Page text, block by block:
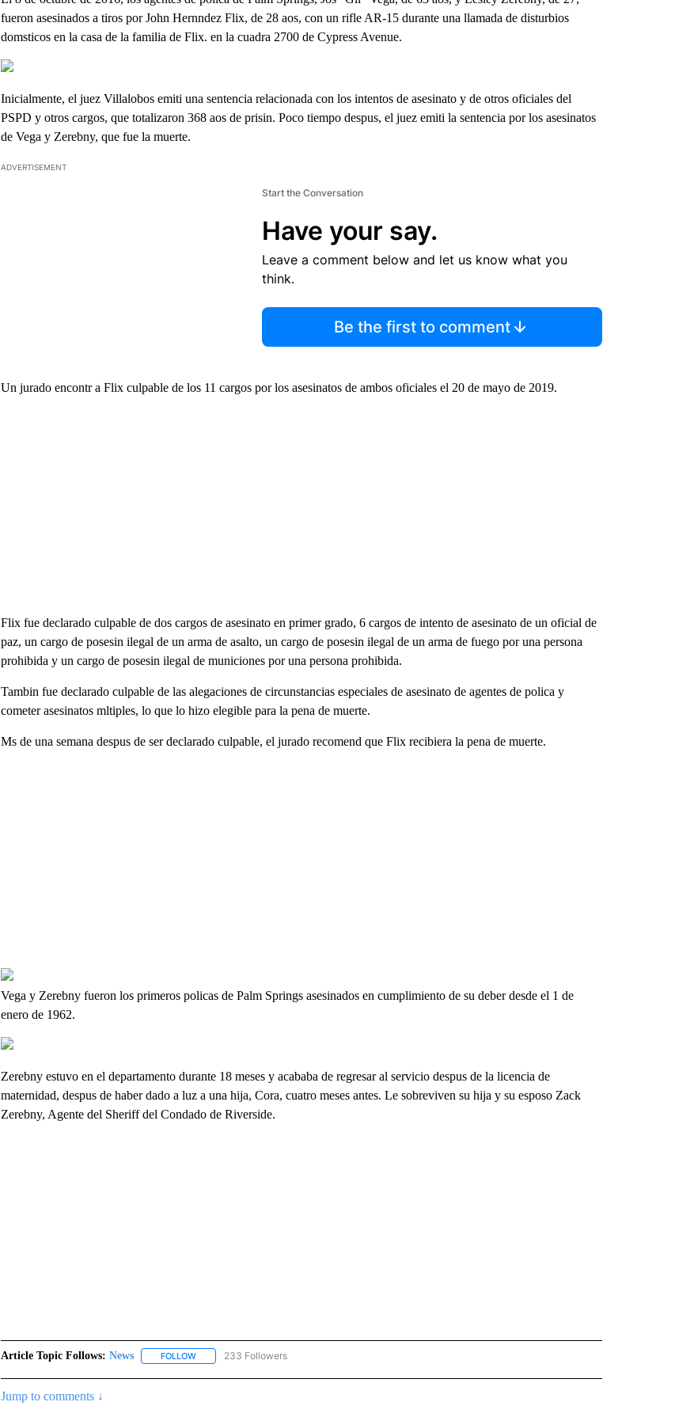
fueron asesinados a tiros por John Hernndez Flix, de 28 aos, con un rifle AR-15 durante una llamada de disturbios
domsticos en la casa de la familia de Flix. en la cuadra 2700 de Cypress Avenue.
Inicialmente, el juez Villalobos emiti una sentencia relacionada con los intentos de asesinato y de otros oficiales del
PSPD y otros cargos, que totalizaron 368 aos de prisin. Poco tiempo despus, el juez emiti la sentencia por los asesinatos
de Vega y Zerebny, que fue la muerte.
ADVERTISEMENT
Start the Conversation
Have your say.
Leave a comment below and let us know what you
think.
Be the first to comment
Un jurado encontr a Flix culpable de los 11 cargos por los asesinatos de ambos oficiales el 20 de mayo de 2019.
Flix fue declarado culpable de dos cargos de asesinato en primer grado, 6 cargos de intento de asesinato de un oficial de
paz, un cargo de posesin ilegal de un arma de asalto, un cargo de posesin ilegal de un arma de fuego por una persona
prohibida y un cargo de posesin ilegal de municiones por una persona prohibida.
Tambin fue declarado culpable de las alegaciones de circunstancias especiales de asesinato de agentes de polica y
cometer asesinatos mltiples, lo que lo hizo elegible para la pena de muerte.
Ms de una semana despus de ser declarado culpable, el jurado recomend que Flix recibiera la pena de muerte.
Vega y Zerebny fueron los primeros policas de Palm Springs asesinados en cumplimiento de su deber desde el 1 de
enero de 1962.
Zerebny estuvo en el departamento durante 18 meses y acababa de regresar al servicio despus de la licencia de
maternidad, despus de haber dado a luz a una hija, Cora, cuatro meses antes. Le sobreviven su hija y su esposo Zack
Zerebny, Agente del Sheriff del Condado de Riverside.
Article Topic Follows: News FOLLOWFOLLOW "NEWS" TO RECEIVE NOTIFICATIONS ABOUT NEW PAGES ON "NEWS".
233 Followers
Jump to comments ↓